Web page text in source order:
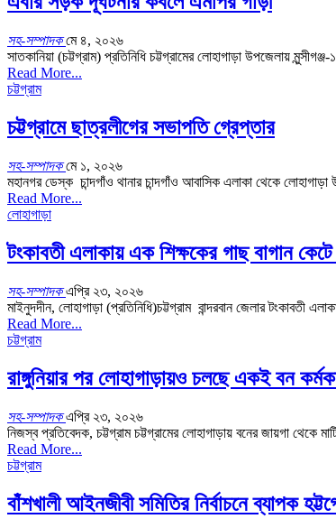
সহ-সম্পাদকমে ৪, ২০২৬
সাতকানিয়া (চট্টগ্রাম) প্রতিনিধি চট্টগ্রামের লোহাগাড়া উপজেলায়
Read More...
চট্টগ্রাম
চট্টগ্রামে ছাত্রলীগের সভাপতি গ্রেপ্তার
সহ-সম্পাদকমে ১, ২০২৬
মহানগর ডেস্ক চান্দগাঁও থানার চান্দগাঁও আবাসিক এলাকা থেকে
Read More...
লোহাগাড়া
টংকাবতী এলাকায় এক শিক্ষকের গাছ বাগান
সহ-সম্পাদকএপ্রি ২৩, ২০২৬
মাইনুদদীন, লোহাগাড়া (প্রতিনিধি)চট্টগ্রাম বান্দরবান জেলার টংকাবতী
Read More...
চট্টগ্রাম
রাঙ্গুনিয়ার পর লোহাগাড়ায়ও চলছে একই বন
সহ-সম্পাদকএপ্রি ২৩, ২০২৬
নিজস্ব প্রতিবেদক, চট্টগ্রাম চট্টগ্রামের লোহাগাড়ায় বনের জায়গা থেকে
Read More...
চট্টগ্রাম
বাঁশখালী আইনজীবী সমিতির নির্বাচনে ব্যাপক